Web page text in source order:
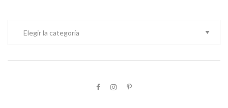
Categories